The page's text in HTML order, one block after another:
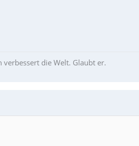
die Welt. Glaubt er.